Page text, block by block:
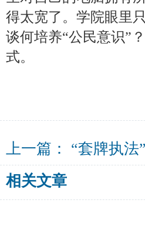
得太宽了。学院眼里
谈何培养“公民意识”
式。
上一篇： “套牌执法”
相关文章